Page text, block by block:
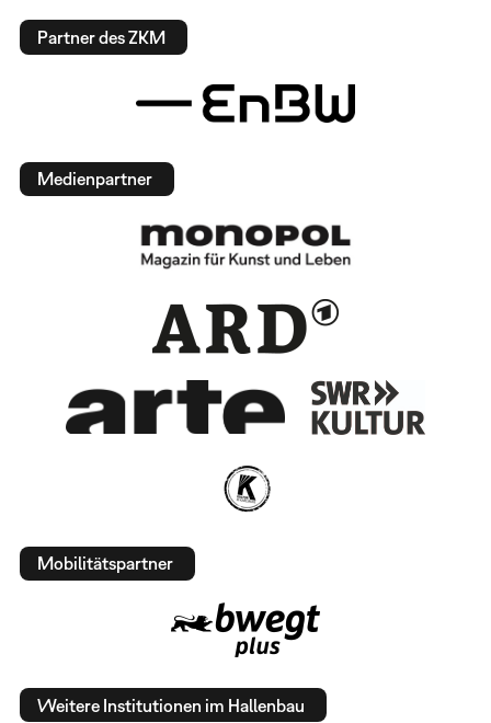
Partner des ZKM
Medienpartner
Mobilitätspartner
Weitere Institutionen im Hallenbau